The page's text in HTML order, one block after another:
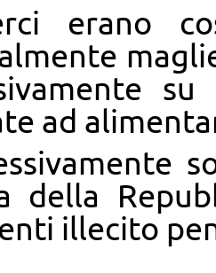
erano
ad
della
illecito